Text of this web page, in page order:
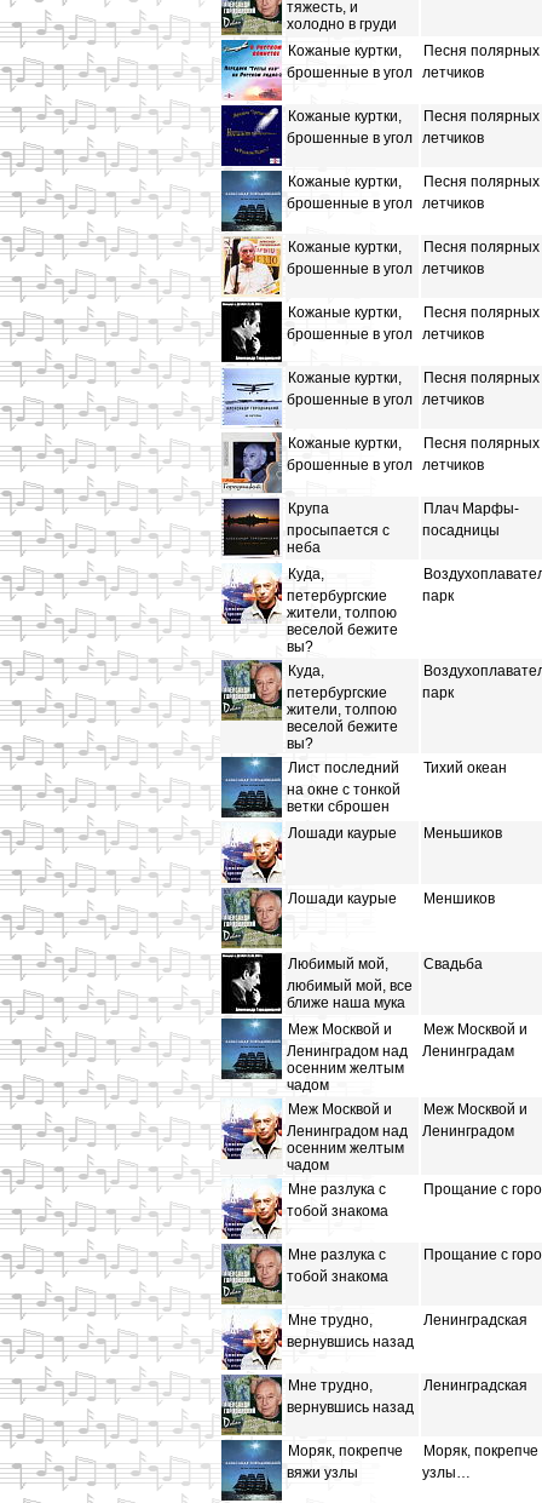
тяжесть, и
холодно в груди
Кожаные куртки,
брошенные в угол
Песня полярных
летчиков
Кожаные куртки,
брошенные в угол
Песня полярных
летчиков
Кожаные куртки,
брошенные в угол
Песня полярных
летчиков
Кожаные куртки,
брошенные в угол
Песня полярных
летчиков
Кожаные куртки,
брошенные в угол
Песня полярных
летчиков
Кожаные куртки,
брошенные в угол
Песня полярных
летчиков
Кожаные куртки,
брошенные в угол
Песня полярных
летчиков
Крупа
просыпается с
неба
Плач Марфы-
посадницы
Куда,
петербургские
жители, толпою
веселой бежите
вы?
парк
Куда,
петербургские
жители, толпою
веселой бежите
вы?
парк
Лист последний
на окне с тонкой
ветки сброшен
Тихий океан
Лошади каурые Меньшиков
Лошади каурые Меншиков
Любимый мой,
любимый мой, все
ближе наша мука
Свадьба
Меж Москвой и
Ленинградом над
осенним желтым
чадом
Меж Москвой и
Ленинградам
Меж Москвой и
Ленинградом над
осенним желтым
чадом
Меж Москвой и
Ленинградом
Мне разлука с
тобой знакома
Прощание с
Мне разлука с
тобой знакома
Прощание с
Мне трудно,
вернувшись назад
Ленинградская
Мне трудно,
вернувшись назад
Ленинградская
Моряк, покрепче
вяжи узлы
Моряк,
узлы…